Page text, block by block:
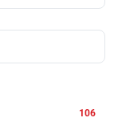
106